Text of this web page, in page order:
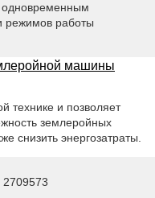
одновременным
режимов работы
машины
технике и позволяет
землеройных
снизить энергозатраты.
2709573